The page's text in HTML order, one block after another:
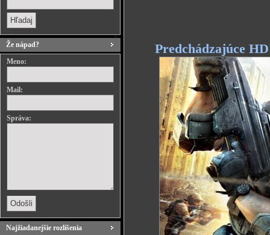
Že nápad?
Meno:
Mail:
Správa:
Najžiadanejšie rozlíšenia
Predchádzajúce